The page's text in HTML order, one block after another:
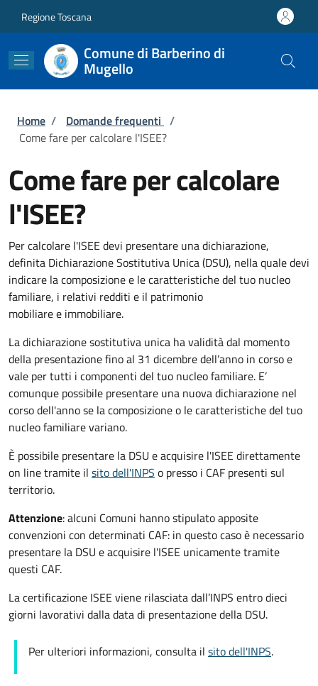
Regione Toscana
Comune di Barberino di
Mugello
Briciole di pane
Home / Domande frequenti /
Come fare per calcolare l'ISEE?
Come fare per calcolare
l'ISEE?
Per calcolare l'ISEE devi presentare una dichiarazione,
definita Dichiarazione Sostitutiva Unica (DSU), nella quale devi
indicare la composizione e le caratteristiche del tuo nucleo
familiare, i relativi redditi e il patrimonio
mobiliare e immobiliare.
La dichiarazione sostitutiva unica ha validità dal momento
della presentazione fino al 31 dicembre dell’anno in corso e
vale per tutti i componenti del tuo nucleo familiare. E’
comunque possibile presentare una nuova dichiarazione nel
corso dell'anno se la composizione o le caratteristiche del tuo
nucleo familiare variano.
È possibile presentare la DSU e acquisire l'ISEE direttamente
on line tramite il sito dell'INPS o presso i CAF presenti sul
territorio.
Attenzione: alcuni Comuni hanno stipulato apposite
convenzioni con determinati CAF: in questo caso è necessario
presentare la DSU e acquisire l'ISEE unicamente tramite
questi CAF.
La certificazione ISEE viene rilasciata dall’INPS entro dieci
giorni lavorativi dalla data di presentazione della DSU.
Per ulteriori informazioni, consulta il sito dell'INPS.